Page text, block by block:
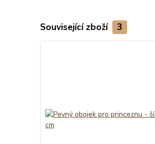
Související zboží 3